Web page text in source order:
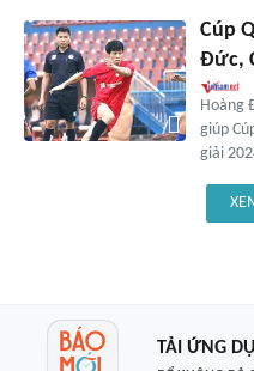
Cúp
Đức,
Hoàng
giúp
giải
TẢI ỨNG